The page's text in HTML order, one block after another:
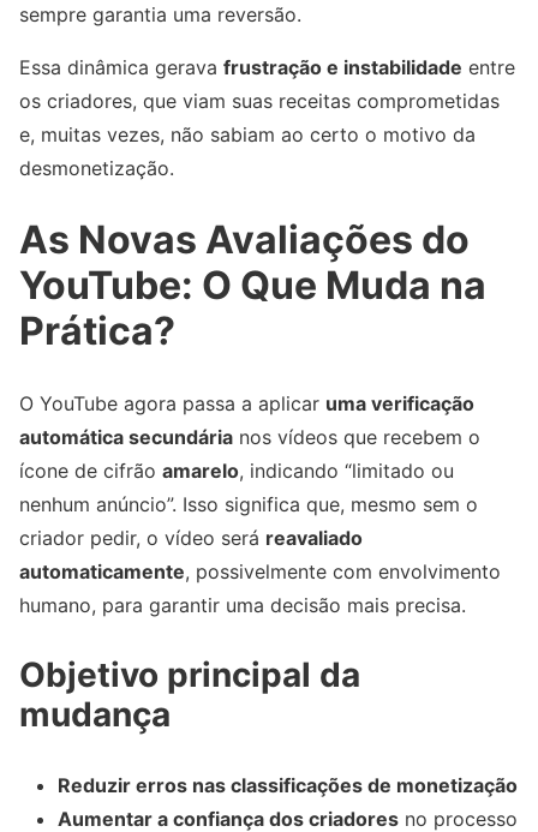
sempre garantia uma reversão.
Essa dinâmica gerava frustração e instabilidade entre
os criadores, que viam suas receitas comprometidas
e, muitas vezes, não sabiam ao certo o motivo da
desmonetização.
As Novas Avaliações do
YouTube: O Que Muda na
Prática?
O YouTube agora passa a aplicar uma verificação
automática secundária nos vídeos que recebem o
ícone de cifrão amarelo, indicando “limitado ou
nenhum anúncio”. Isso significa que, mesmo sem o
criador pedir, o vídeo será reavaliado
automaticamente, possivelmente com envolvimento
humano, para garantir uma decisão mais precisa.
Objetivo principal da
mudança
Reduzir erros nas classificações de monetização
Aumentar a confiança dos criadores no processo